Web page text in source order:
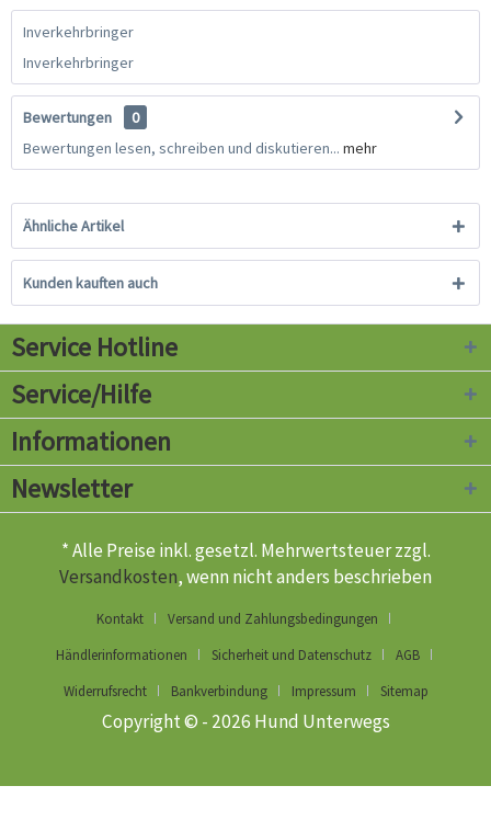
Inverkehrbringer
Inverkehrbringer
Bewertungen
0
Bewertungen lesen, schreiben und diskutieren... mehr
Ähnliche Artikel
Kunden kauften auch
Service Hotline
Service/Hilfe
Informationen
Newsletter
* Alle Preise inkl. gesetzl. Mehrwertsteuer zzgl.
Versandkosten, wenn nicht anders beschrieben
Kontakt
Versand und Zahlungsbedingungen
Händlerinformationen
Sicherheit und Datenschutz
AGB
Widerrufsrecht
Bankverbindung Impressum Sitemap
Copyright © - 2026 Hund Unterwegs